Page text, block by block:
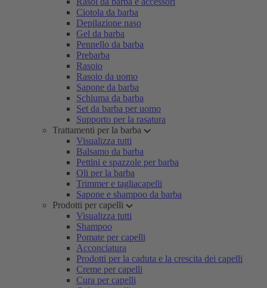
Ciotola da barba
Depilazione naso
Gel da barba
Pennello da barba
Prebarba
Rasoio
Rasoio da uomo
Sapone da barba
Schiuma da barba
Set da barba per uomo
Supporto per la rasatura
Trattamenti per la barba
Visualizza tutti
Balsamo da barba
Pettini e spazzole per barba
Oli per la barba
Trimmer e tagliacapelli
Sapone e shampoo da barba
Prodotti per capelli
Visualizza tutti
Shampoo
Pomate per capelli
Acconciatura
Prodotti per la caduta e la crescita dei capelli
Creme per capelli
Cura per capelli